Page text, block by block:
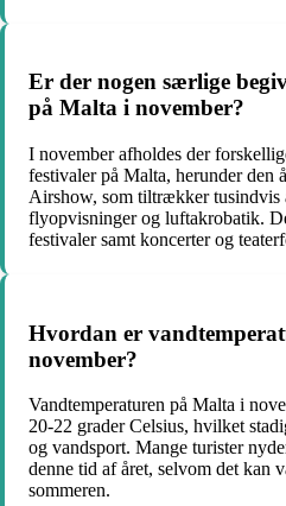
Er der nogen særlige
på Malta i november?
I november afholdes der
festivaler på Malta, herunder den
Airshow, som tiltrækker tusindvis
flyopvisninger og luftakrobatik.
festivaler samt koncerter og
Hvordan er
november?
Vandtemperaturen på Malta i
20-22 grader Celsius, hvilket
og vandsport. Mange turister
denne tid af året, selvom det kan
sommeren.